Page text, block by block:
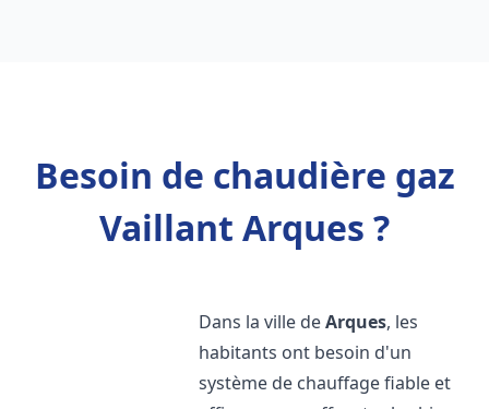
Besoin de chaudière gaz
Vaillant Arques ?
Dans la ville deArques, les
habitants ont besoin d'un
système de chauffage fiable et